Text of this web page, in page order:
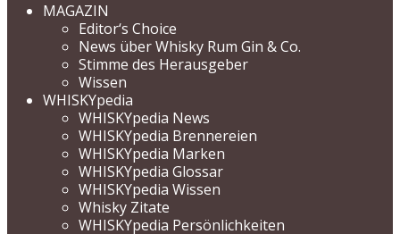
MAGAZIN
Editor‘s Choice
News über Whisky Rum Gin & Co.
Stimme des Herausgeber
Wissen
WHISKYpedia
WHISKYpedia News
WHISKYpedia Brennereien
WHISKYpedia Marken
WHISKYpedia Glossar
WHISKYpedia Wissen
Whisky Zitate
WHISKYpedia Persönlichkeiten